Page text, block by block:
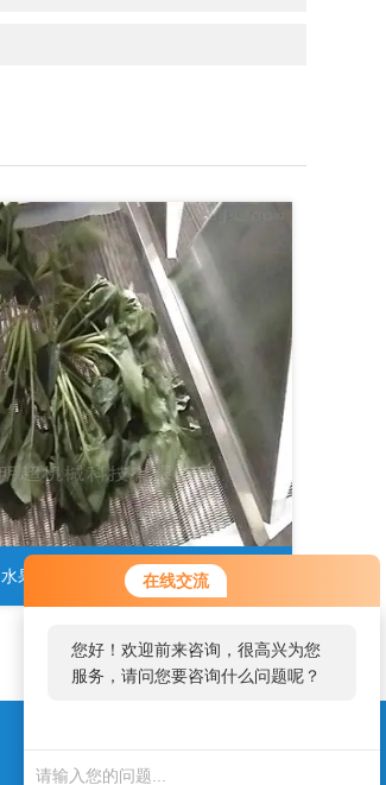
在线交流
您好！欢迎前来咨询，很高兴为您
服务，请问您要咨询什么问题呢？
水果净菜加工生产线